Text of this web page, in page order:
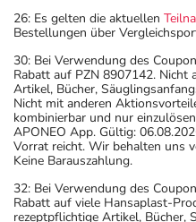
26: Es gelten die aktuellen
Bestellungen über
30: Bei Verwendung des
Rabatt auf PZN 8907142.
Artikel, Bücher,
Nicht mit anderen
kombinierbar und nur
APONEO App. Gültig:
Vorrat reicht. Wir behalten uns
Keine Barauszahlung.
32: Bei Verwendung des
Rabatt auf viele Hansaplast-
rezeptpflichtige Artikel, Bücher,